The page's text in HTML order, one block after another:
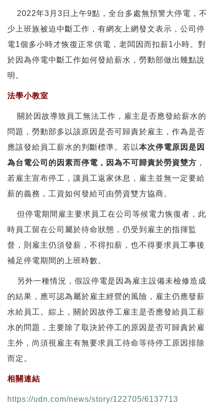
2022年3月3日上午9點，全台多處無預警大停電，不
少上班族被迫中斷工作，有網友上網發文表示，公司停
電1個多小時才恢復正常供電，老闆因而扣薪1小時。對
於因為停電中斷工作如何發給薪水，勞動部做出幾點說
明。
法學小教室
關於因故導致員工無法工作，雇主是否應發給薪水的
問題，勞動部多以該原因是否可歸責於雇主，作為是否
應該發給員工薪水的判斷標準。若以本次停電原因是因
為台電公司的因素而停電，因為不可歸責於勞資雙方 ，
若雇主宣布停工，讓員工返家休息，雇主並無一定要給
薪的義務，工資如何發給可由勞資雙方協商。
但停電期間雇主要求員工在公司等候電力恢復者，此
時員工留在公司屬於待命狀態，仍受到雇主的指揮監
督，則雇主仍須發薪，不得扣薪，也不得要求員工事後
補足停電期間的上班時數。
另外一種情況，假設停電是因為雇主設備未檢修造成
的結果，應可認為屬於雇主經營的風險，雇主仍應發薪
水給員工。綜上，關於因故停工雇主是否應發給員工薪
水的問題，主要除了取決於停工的原因是否可歸責於雇
主外，尚須視雇主有無要求員工待命等待停工原因排除
而定。
相關連結
https://udn.com/news/story/122705/6137713